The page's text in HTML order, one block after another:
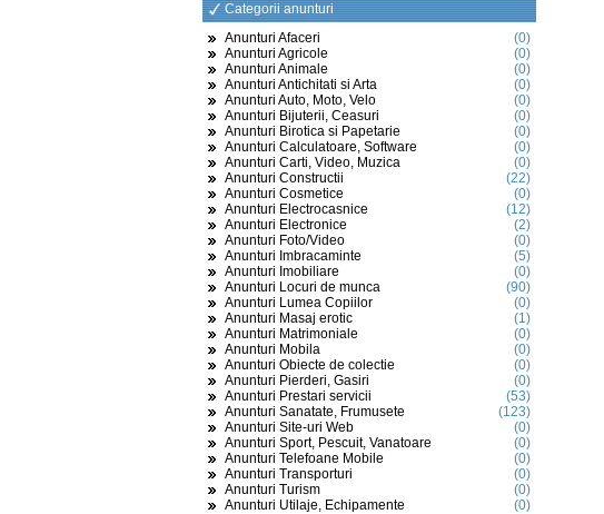
Categorii anunturi
Anunturi Afaceri
(0)
Anunturi Agricole
(0)
Anunturi Animale
(0)
Anunturi Antichitati si Arta
(0)
Anunturi Auto, Moto, Velo
(0)
Anunturi Bijuterii, Ceasuri
(0)
Anunturi Birotica si Papetarie
(0)
Anunturi Calculatoare, Software
(0)
Anunturi Carti, Video, Muzica
(0)
Anunturi Constructii
(22)
Anunturi Cosmetice
(0)
Anunturi Electrocasnice
(12)
Anunturi Electronice
(2)
Anunturi Foto/Video
(0)
Anunturi Imbracaminte
(5)
Anunturi Imobiliare
(0)
Anunturi Locuri de munca
(90)
Anunturi Lumea Copiilor
(0)
Anunturi Masaj erotic
(1)
Anunturi Matrimoniale
(0)
Anunturi Mobila
(0)
Anunturi Obiecte de colectie
(0)
Anunturi Pierderi, Gasiri
(0)
Anunturi Prestari servicii
(53)
Anunturi Sanatate, Frumusete
(123)
Anunturi Site-uri Web
(0)
Anunturi Sport, Pescuit, Vanatoare
(0)
Anunturi Telefoane Mobile
(0)
Anunturi Transporturi
(0)
Anunturi Turism
(0)
Anunturi Utilaje, Echipamente
(0)